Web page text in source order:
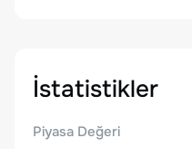
İstatistikler
Piyasa Değeri